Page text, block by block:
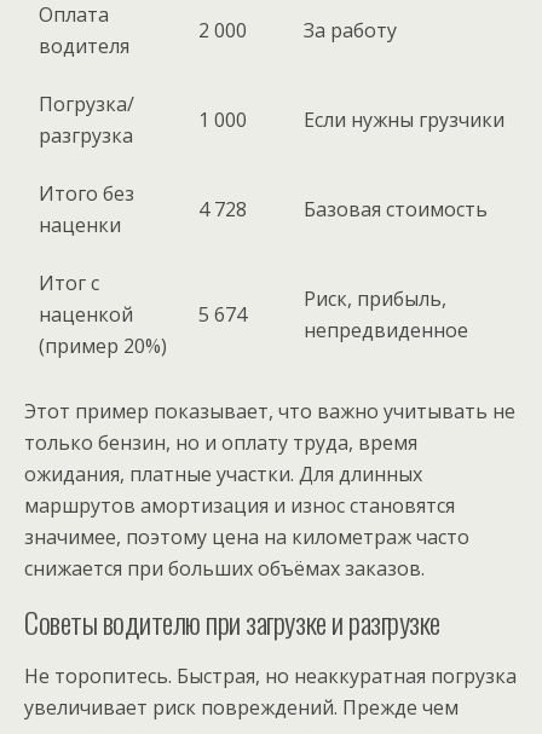
Оплата
водителя
2 000 За работу
Погрузка/
разгрузка
1 000 Если нужны грузчики
Итого без
наценки
4 728 Базовая стоимость
Итог с
наценкой
(пример 20%)
5 674
Риск, прибыль,
непредвиденное
Этот пример показывает, что важно учитывать не
только бензин, но и оплату труда, время
ожидания, платные участки. Для длинных
маршрутов амортизация и износ становятся
значимее, поэтому цена на километраж часто
снижается при больших объёмах заказов.
Советы водителю при загрузке и разгрузке
Не торопитесь. Быстрая, но неаккуратная погрузка
увеличивает риск повреждений. Прежде чем